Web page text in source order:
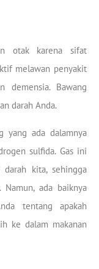
otak karena sifat
melawan penyakit
demensia. Bawang
darah Anda.
yang ada dalamnya
sulfida. Gas ini
kita, sehingga
ada baiknya
tentang apakah
ke dalam makanan